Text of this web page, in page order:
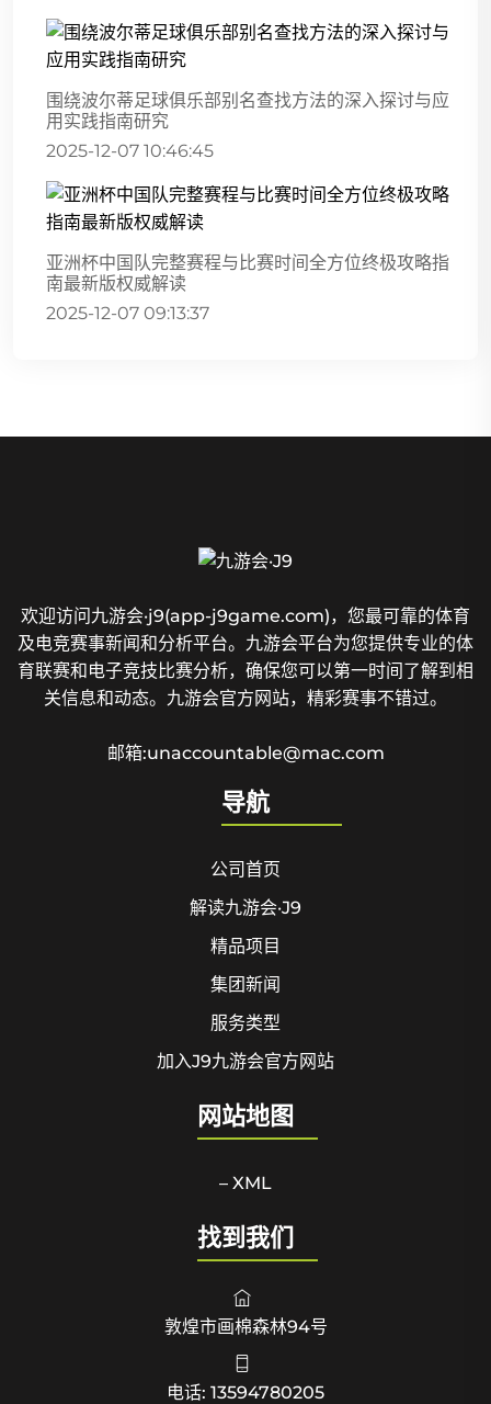
围绕波尔蒂足球俱乐部别名查找方法的深入探讨与应
用实践指南研究
2025-12-07 10:46:45
亚洲杯中国队完整赛程与比赛时间全方位终极攻略指
南最新版权威解读
2025-12-07 09:13:37
欢迎访问九游会·j9(app-j9game.com)，您最可靠的体育
及电竞赛事新闻和分析平台。九游会平台为您提供专业的体
育联赛和电子竞技比赛分析，确保您可以第一时间了解到相
关信息和动态。九游会官方网站，精彩赛事不错过。
邮箱:unaccountable@mac.com
导航
公司首页
解读九游会·J9
精品项目
集团新闻
服务类型
加入J9九游会官方网站
网站地图
– XML
找到我们
敦煌市画棉森林94号
电话: 13594780205